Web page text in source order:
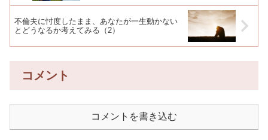
不倫夫に忖度したまま、あなたが一生動かない
とどうなるか考えてみる（2）
コメント
コメントを書き込む